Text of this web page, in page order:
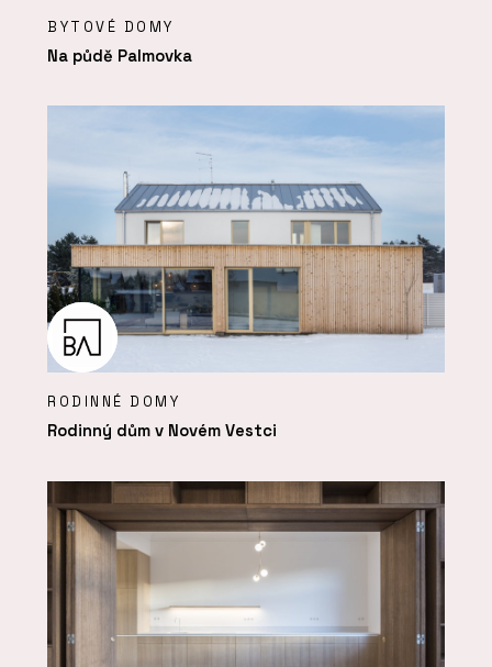
BYTOVÉ DOMY
Na půdě Palmovka
RODINNÉ DOMY
Rodinný dům v Novém Vestci